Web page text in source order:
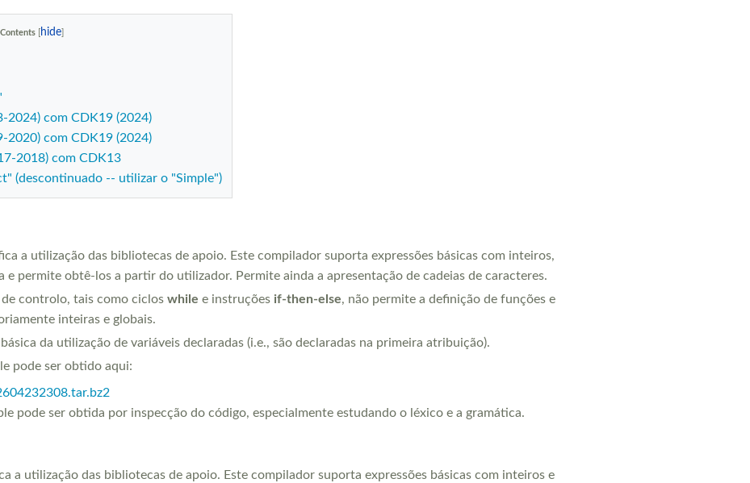
Contents
2024) com CDK19 (2024)
2020) com CDK19 (2024)
2018) com CDK13
(descontinuado -- utilizar o "Simple")
a utilização das bibliotecas de apoio. Este compilador suporta expressões básicas com inteiros,
e permite obtê-los a partir do utilizador. Permite ainda a apresentação de cadeias de caracteres.
controlo, tais como ciclos while e instruções if-then-else, não permite a definição de funções e
inteiras e globais.
da utilização de variáveis declaradas (i.e., são declaradas na primeira atribuição).
pode ser obtido aqui:
pode ser obtida por inspecção do código, especialmente estudando o léxico e a gramática.
a utilização das bibliotecas de apoio. Este compilador suporta expressões básicas com inteiros e